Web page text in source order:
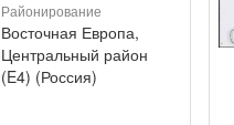
Районирование
Восточная Европа,
Центральный район
(E4) (Россия)